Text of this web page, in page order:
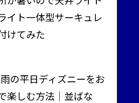
イト一体型サーキュレ
けてみた
雨の平日ディズニーをお
楽しむ方法｜並ばな